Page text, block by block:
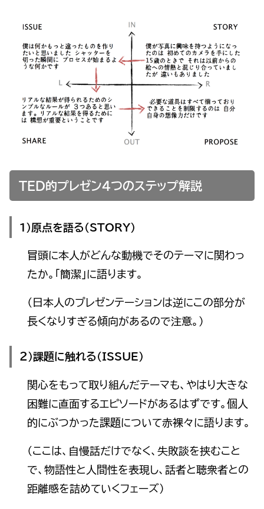
TED的プレゼン４つのステップ解説
１）原点を語る（STORY）
冒頭に本人がどんな動機でそのテーマに関わっ
たか。「簡潔」に語ります。
（日本人のプレゼンテーションは逆にこの部分が
長くなりすぎる傾向があるので注意。）
２）課題に触れる（ISSUE）
関心をもって取り組んだテーマも、やはり大きな
困難に直面するエピソードがあるはずです。個人
的にぶつかった課題について赤裸々に語ります。
（ここは、自慢話だけでなく、失敗談を挟むこと
で、物語性と人間性を表現し、話者と聴衆者との
距離感を詰めていくフェーズ）